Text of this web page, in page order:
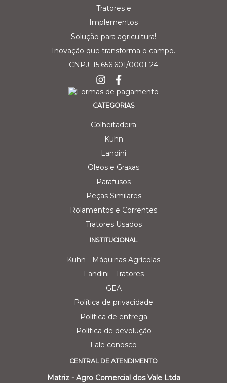
Solução para agricultura!
Inovação que transforma o campo.
CNPJ: 15.656.601/0001-24
CATEGORIAS
Colheitadeira
Kuhn
Landini
Oleos e Graxas
Parafusos
Peças Similares
Rolamentos e Correntes
Tratores Usados
INSTITUCIONAL
Kuhn - Máquinas Agrícolas
Landini - Tratores
GEA
Política de privacidade
Política de entrega
Política de devolução
Fale conosco
CENTRAL DE ATENDIMENTO
Matriz - Agro Comercial dos Vale Ltda